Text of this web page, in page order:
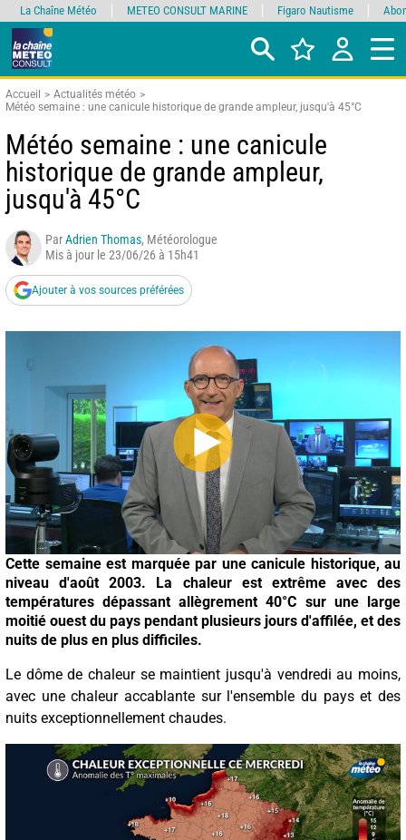
Accueil
Actualités météo
Météo semaine : une canicule historique de grande ampleur, jusqu'à 45°C
Météo semaine : une canicule
historique de grande ampleur,
jusqu'à 45°C
ParAdrien Thomas, Météorologue
Mis à jour le 23/06/26 à 15h41
Ajouter à vos sources préférées
Cette semaine est marquée par une canicule historique, au
niveau d'août 2003. La chaleur est extrême avec des
températures dépassant allègrement 40°C sur une large
moitié ouest du pays pendant plusieurs jours d'affilée, et des
nuits de plus en plus difficiles.
Le dôme de chaleur se maintient jusqu'à vendredi au moins,
avec une chaleur accablante sur l'ensemble du pays et des
nuits exceptionnellement chaudes.
La Chaîne Météo METEO CONSULT MARINE Figaro Nautisme